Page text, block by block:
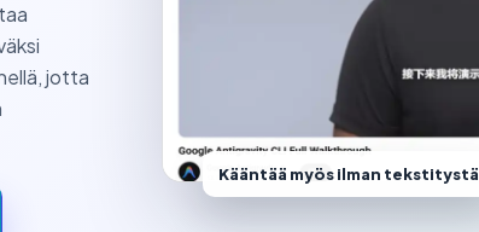
jotta
Kääntää myös ilman tekstitystä